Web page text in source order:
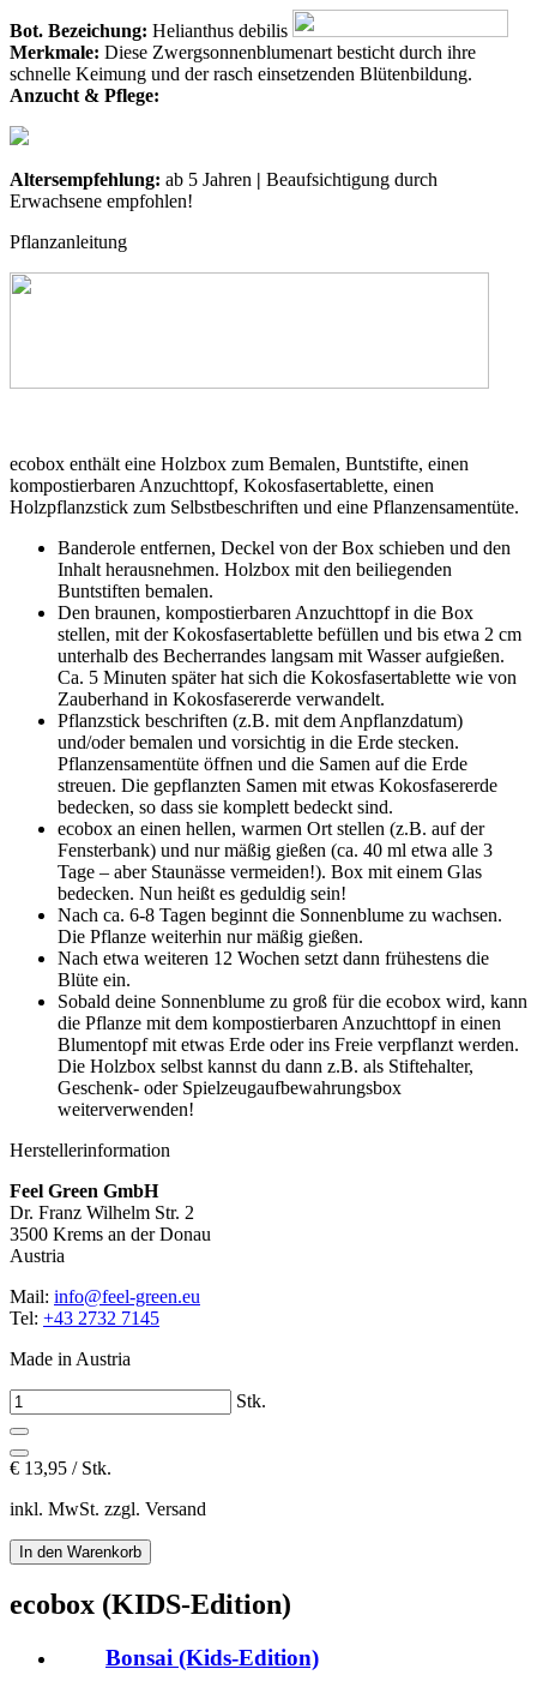
Bot. Bezeichung: Helianthus debilis
Merkmale: Diese Zwergsonnenblumenart besticht durch ihre
schnelle Keimung und der rasch einsetzenden Blütenbildung.
Anzucht & Pflege:
Altersempfehlung: ab 5 Jahren | Beaufsichtigung durch
Erwachsene empfohlen!
Pflanzanleitung
ecobox enthält eine Holzbox zum Bemalen, Buntstifte, einen
kompostierbaren Anzuchttopf, Kokosfasertablette, einen
Holzpflanzstick zum Selbstbeschriften und eine Pflanzensamentüte.
Banderole entfernen, Deckel von der Box schieben und den
Inhalt herausnehmen. Holzbox mit den beiliegenden
Buntstiften bemalen.
Den braunen, kompostierbaren Anzuchttopf in die Box
stellen, mit der Kokosfasertablette befüllen und bis etwa 2 cm
unterhalb des Becherrandes langsam mit Wasser aufgießen.
Ca. 5 Minuten später hat sich die Kokosfasertablette wie von
Zauberhand in Kokosfasererde verwandelt.
Pflanzstick beschriften (z.B. mit dem Anpflanzdatum)
und/oder bemalen und vorsichtig in die Erde stecken.
Pflanzensamentüte öffnen und die Samen auf die Erde
streuen. Die gepflanzten Samen mit etwas Kokosfasererde
bedecken, so dass sie komplett bedeckt sind.
ecobox an einen hellen, warmen Ort stellen (z.B. auf der
Fensterbank) und nur mäßig gießen (ca. 40 ml etwa alle 3
Tage – aber Staunässe vermeiden!). Box mit einem Glas
bedecken. Nun heißt es geduldig sein!
Nach ca. 6-8 Tagen beginnt die Sonnenblume zu wachsen.
Die Pflanze weiterhin nur mäßig gießen.
Nach etwa weiteren 12 Wochen setzt dann frühestens die
Blüte ein.
Sobald deine Sonnenblume zu groß für die ecobox wird, kann
die Pflanze mit dem kompostierbaren Anzuchttopf in einen
Blumentopf mit etwas Erde oder ins Freie verpflanzt werden.
Die Holzbox selbst kannst du dann z.B. als Stiftehalter,
Geschenk- oder Spielzeugaufbewahrungsbox
weiterverwenden!
Herstellerinformation
Feel Green GmbH
Dr. Franz Wilhelm Str. 2
3500 Krems an der Donau
Austria
Mail: info@feel-green.eu
Tel: +43 2732 7145
Made in Austria
Stk.
€ 13,95 / Stk.
inkl. MwSt. zzgl. Versand
ecobox (KIDS-Edition)
Bonsai (Kids-Edition)